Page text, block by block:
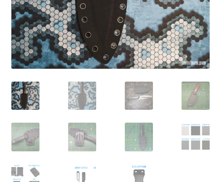
copil
Noutati
Disclaimer (Negare)
Contacte
Gallery